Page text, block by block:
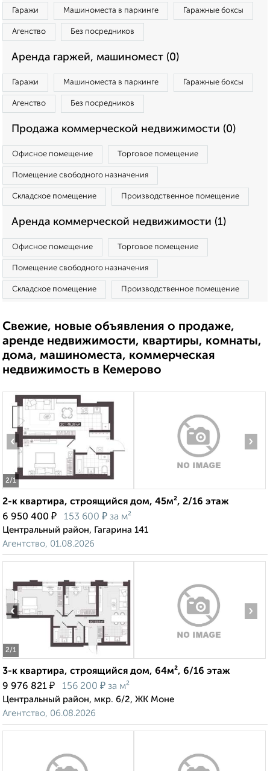
Гаражи Машиноместа в паркинге Гаражные боксы
Агенство Без посредников
Аренда гаржей, машиномест (0)
Гаражи Машиноместа в паркинге Гаражные боксы
Агенство Без посредников
Продажа коммерческой недвижимости (0)
Офисное помещение Торговое помещение
Помещение свободного назначения
Складское помещение Производственное помещение
Аренда коммерческой недвижимости (1)
Офисное помещение Торговое помещение
Помещение свободного назначения
Складское помещение Производственное помещение
Свежие, новые объявления о продаже,
аренде недвижимости, квартиры, комнаты,
дома, машиноместа, коммерческая
недвижимость в Кемерово
2/1
‹ ›
2-к квартира, строящийся дом, 45м², 2/16 этаж
6 950 400 ₽ 153 600 ₽ за м²
Центральный район, Гагарина 141
Агентство, 01.08.2026
2/1
‹ ›
3-к квартира, строящийся дом, 64м², 6/16 этаж
9 976 821 ₽ 156 200 ₽ за м²
Центральный район, мкр. 6/2, ЖК Моне
Агентство, 06.08.2026